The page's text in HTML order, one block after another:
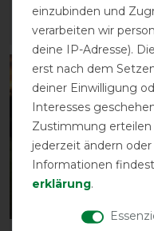
ARTIKEL MERKEN
-20%
einzubinden und
verarbeiten wir
deine IP-Adresse).
erst nach dem
deiner Einwilligung
Interesses
Zustimmung erteilen
jederzeit ändern
Informationen
erklärung.